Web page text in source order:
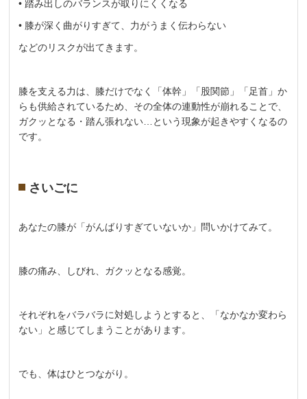
• 踏み出しのバランスが取りにくくなる
• 膝が深く曲がりすぎて、力がうまく伝わらない
などのリスクが出てきます。
膝を支える力は、膝だけでなく「体幹」「股関節」「足首」か
らも供給されているため、その全体の連動性が崩れることで、
ガクッとなる・踏ん張れない…という現象が起きやすくなるの
です。
さいごに
あなたの膝が「がんばりすぎていないか」問いかけてみて。
膝の痛み、しびれ、ガクッとなる感覚。
それぞれをバラバラに対処しようとすると、「なかなか変わら
ない」と感じてしまうことがあります。
でも、体はひとつながり。